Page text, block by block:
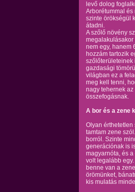
levő dolog
Arborétummal és
szinte örökségül
átadni.
A szőlő növény
megalakulásakor
nem egy, hanem
hozzám tartozik
szőlőterületeinek
gazdasági
világban ez a
meg kell tenni,
nagy tehernek
összefogásnak.
A bor és a zene
Olyan
tamtam zene
borról. Szinte
generációnak is
magyarnóta, és
volt legalább
benne van a
örömünket,
kis mulatás